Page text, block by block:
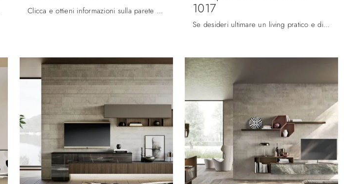
Clicca e ottieni informazioni sulla parete attrezzata Domino Boiserie 08 del brand Sangiacomo: è la soluzione dalle linee moderne perfetta per te.
1017
Se desideri ultimare un living pratico e dinamico dalle linee moderne, ti offriamo la parete attrezzata Composizione Horizon 1017 Mobilgam.